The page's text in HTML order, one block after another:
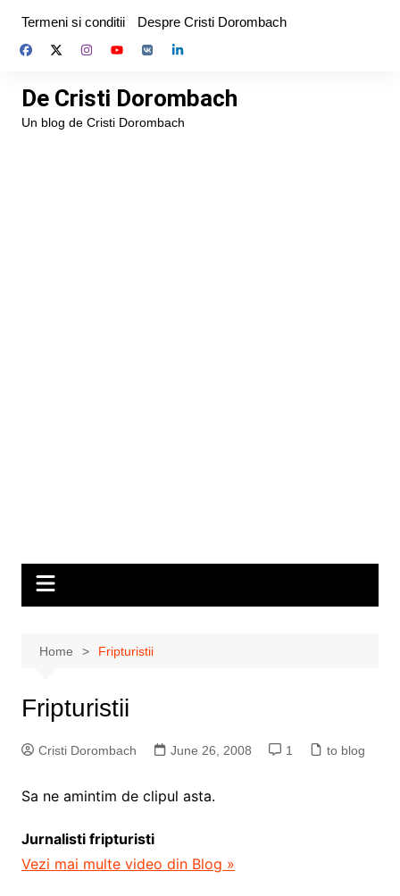
content
Termeni si conditii Despre Cristi Dorombach
De Cristi Dorombach
Un blog de Cristi Dorombach
Home Fripturistii
Fripturistii
Cristi Dorombach June 26, 2008 1 to blog
Sa ne amintim de clipul asta.
Jurnalisti fripturisti
Vezi mai multe video din Blog »